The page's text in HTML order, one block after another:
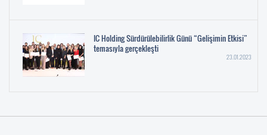
IC Holding Sürdürülebilirlik Günü “Gelişimin Etkisi”
temasıyla gerçekleşti
23.01.2023